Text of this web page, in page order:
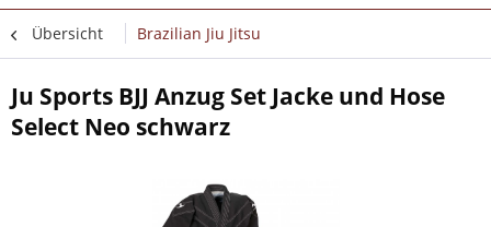
Übersicht Brazilian Jiu Jitsu
Ju Sports BJJ Anzug Set Jacke und Hose
Select Neo schwarz